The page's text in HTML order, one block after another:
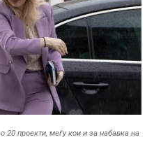
20 проекти, меѓу кои и за набавка на